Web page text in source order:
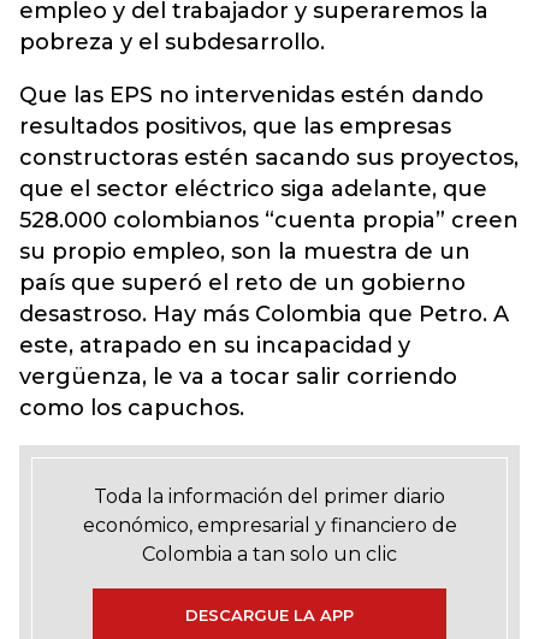
empleo y del trabajador y superaremos la
pobreza y el subdesarrollo.
Que las EPS no intervenidas estén dando
resultados positivos, que las empresas
constructoras estén sacando sus proyectos,
que el sector eléctrico siga adelante, que
528.000 colombianos “cuenta propia” creen
su propio empleo, son la muestra de un
país que superó el reto de un gobierno
desastroso. Hay más Colombia que Petro. A
este, atrapado en su incapacidad y
vergüenza, le va a tocar salir corriendo
como los capuchos.
Toda la información del primer diario
económico, empresarial y financiero de
Colombia a tan solo un clic
DESCARGUE LA APP